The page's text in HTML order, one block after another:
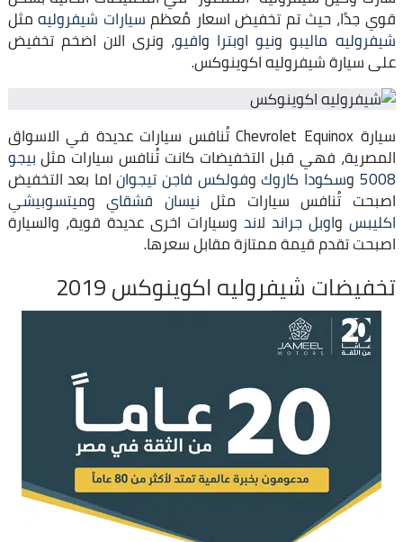
قوي جدًا، حيث تم تخفيض اسعار مُعظمسيارات شيفروليهمثل
شيفروليه ماليبوونيو اوبترا وافيو، ونرى الان اضخم تخفيض
على سيارة شيفروليه اكوينوكس.
سيارة Chevrolet Equinox تُنافس سيارات عديدة في الاسواق
المصرية، فهي قبل التخفيضات كانت تُنافس سيارات مثلبيجو
5008 وسكودا كاروكوفولكس فاجن تيجواناما بعد التخفيض
اصبحت تُنافس سيارات مثل نيسان قشقاي وميتسوبيشي
اكليبس واوبل جراند لاند وسيارات اخرى عديدة قوية، والسيارة
اصبحت تقدم قيمة ممتازة مقابل سعرها.
تخفيضات شيفروليه اكوينوكس 2019